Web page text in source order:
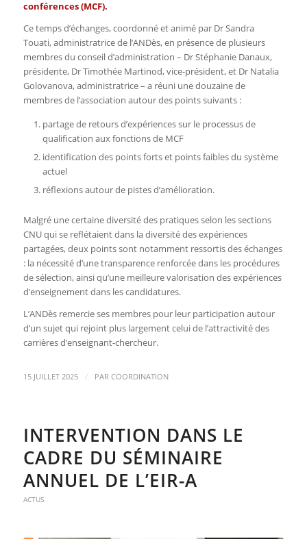
conférences (MCF).
Ce temps d’échanges, coordonné et animé par Dr Sandra
Touati, administratrice de l’ANDès, en présence de plusieurs
membres du conseil d’administration – Dr Stéphanie Danaux,
présidente, Dr Timothée Martinod, vice-président, et Dr Natalia
Golovanova, administratrice – a réuni une douzaine de
membres de l’association autour des points suivants :
partage de retours d’expériences sur le processus de
qualification aux fonctions de MCF
identification des points forts et points faibles du système
actuel
réflexions autour de pistes d’amélioration.
Malgré une certaine diversité des pratiques selon les sections
CNU qui se reflétaient dans la diversité des expériences
partagées, deux points sont notamment ressortis des échanges
: la nécessité d’une transparence renforcée dans les procédures
de sélection, ainsi qu’une meilleure valorisation des expériences
d’enseignement dans les candidatures.
L’ANDès remercie ses membres pour leur participation autour
d’un sujet qui rejoint plus largement celui de l’attractivité des
carrières d’enseignant-chercheur.
15 JUILLET 2025 / PAR COORDINATION
INTERVENTION DANS LE
CADRE DU SÉMINAIRE
ANNUEL DE L’EIR-A
ACTUS